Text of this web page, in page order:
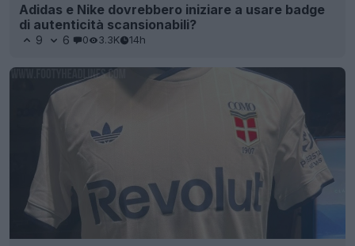
Adidas e Nike dovrebbero iniziare a usare badge
di autenticità scansionabili?
9 6 0 3.3K 14h